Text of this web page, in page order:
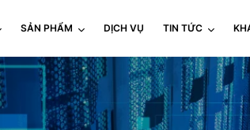
SẢN PHẨM DỊCH VỤ TIN TỨC